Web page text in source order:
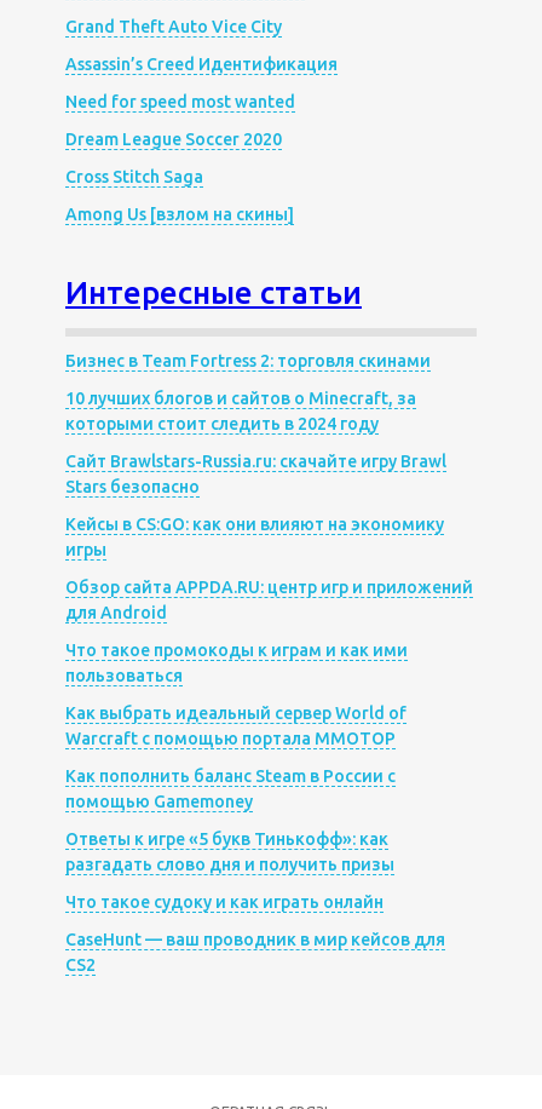
Grand Theft Auto Vice City
Assassin’s Creed Идентификация
Need for speed most wanted
Dream League Soccer 2020
Cross Stitch Saga
Among Us [взлом на скины]
Интересные статьи
Бизнес в Team Fortress 2: торговля скинами
10 лучших блогов и сайтов о Minecraft, за
которыми стоит следить в 2024 году
Сайт Brawlstars-Russia.ru: скачайте игру Brawl
Stars безопасно
Кейсы в CS:GO: как они влияют на экономику
игры
Обзор сайта APPDA.RU: центр игр и приложений
для Android
Что такое промокоды к играм и как ими
пользоваться
Как выбрать идеальный сервер World of
Warcraft с помощью портала MMOTOP
Как пополнить баланс Steam в России с
помощью Gamemoney
Ответы к игре «5 букв Тинькофф»: как
разгадать слово дня и получить призы
Что такое судоку и как играть онлайн
CaseHunt — ваш проводник в мир кейсов для
CS2